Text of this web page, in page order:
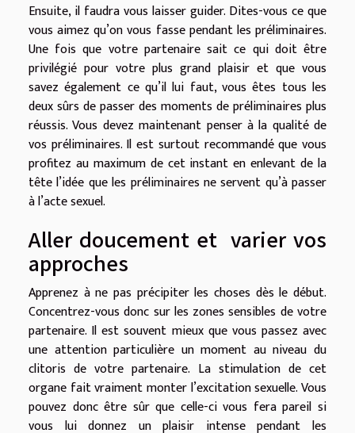
Ensuite, il faudra vous laisser guider. Dites-vous ce que
vous aimez qu’on vous fasse pendant les préliminaires.
Une fois que votre partenaire sait ce qui doit être
privilégié pour votre plus grand plaisir et que vous
savez également ce qu’il lui faut, vous êtes tous les
deux sûrs de passer des moments de préliminaires plus
réussis. Vous devez maintenant penser à la qualité de
vos préliminaires. Il est surtout recommandé que vous
profitez au maximum de cet instant en enlevant de la
tête l’idée que les préliminaires ne servent qu’à passer
à l’acte sexuel.
Aller doucement et varier vos
approches
Apprenez à ne pas précipiter les choses dès le début.
Concentrez-vous donc sur les zones sensibles de votre
partenaire. Il est souvent mieux que vous passez avec
une attention particulière un moment au niveau du
clitoris de votre partenaire. La stimulation de cet
organe fait vraiment monter l’excitation sexuelle. Vous
pouvez donc être sûr que celle-ci vous fera pareil si
vous lui donnez un plaisir intense pendant les